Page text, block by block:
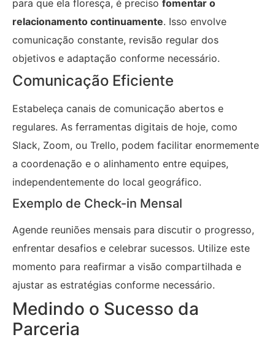
para que ela floresça, é preciso fomentar o
relacionamento continuamente. Isso envolve
comunicação constante, revisão regular dos
objetivos e adaptação conforme necessário.
Comunicação Eficiente
Estabeleça canais de comunicação abertos e
regulares. As ferramentas digitais de hoje, como
Slack, Zoom, ou Trello, podem facilitar enormemente
a coordenação e o alinhamento entre equipes,
independentemente do local geográfico.
Exemplo de Check-in Mensal
Agende reuniões mensais para discutir o progresso,
enfrentar desafios e celebrar sucessos. Utilize este
momento para reafirmar a visão compartilhada e
ajustar as estratégias conforme necessário.
Medindo o Sucesso da
Parceria